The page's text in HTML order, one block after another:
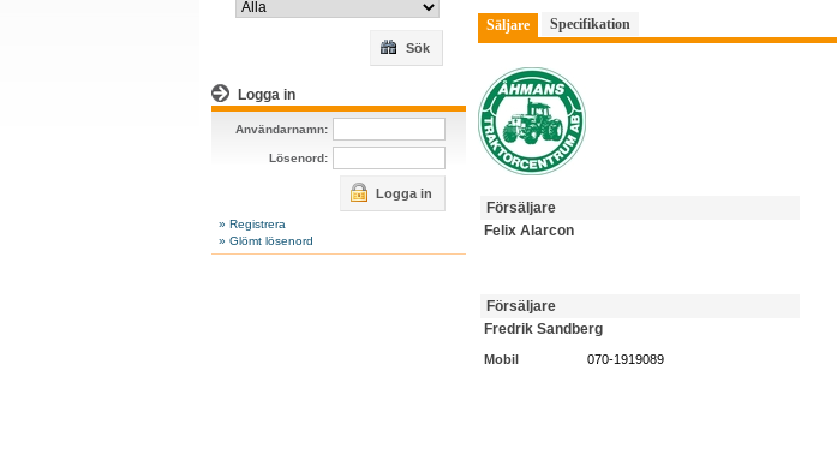
Sök
Logga in
Användarnamn:
Lösenord:
Logga in
» Registrera
» Glömt lösenord
Säljare Specifikation
Försäljare
Felix Alarcon
Försäljare
Fredrik Sandberg
Mobil 070-1919089